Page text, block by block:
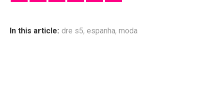
In this article: dre s5, espanha, moda